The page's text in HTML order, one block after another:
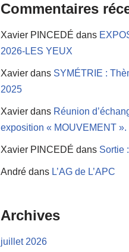
Commentaires
Xavier PINCEDÉ dans
2026-LES YEUX
Xavier dans SYMÉTRIE :
2025
Xavier dans Réunion
exposition « MOUVEMENT ».
Xavier PINCEDÉ dans Sortie
André dans L’AG de L’APC
Archives
juillet 2026